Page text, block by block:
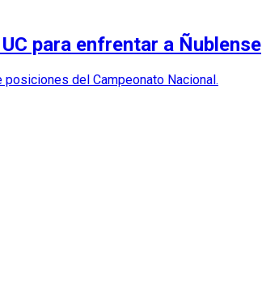
para enfrentar a Ñublense
del Campeonato Nacional.